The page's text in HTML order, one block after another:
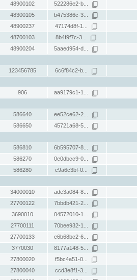
48900102 522286e2-b...
48300105 b475386c-3...
48900237 47174d8f-1...
48700103 8b4f9f7c-3...
48900204 5aaed954-d...
123456785 6c6f84c2-b...
906 aa9179c1-1...
586640 ee52ce62-2...
586650 45721a68-5...
586810 6b595707-8...
586270 0e0dbcc9-0...
586280 c9a6c3bf-0...
34000010 ade3a084-8...
27700122 7bbdb421-2...
3690010 04572010-1...
27700111 70bee932-1...
27700133 e6b68bc2-6...
3770030 8177a148-5...
27800020 f5bc4a51-0...
27800040 ccd3e8f1-3...